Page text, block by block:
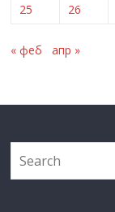
25
26
« феб апр »